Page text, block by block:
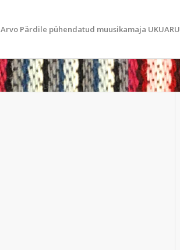
Arvo Pärdile pühendatud muusikamaja UKUARU